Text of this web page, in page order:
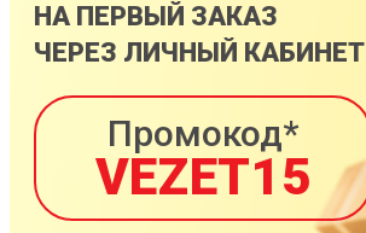
НА ПЕРВЫЙ ЗАКАЗ
ЧЕРЕЗ ЛИЧНЫЙ КАБИНЕТ
Промокод*
VEZET15